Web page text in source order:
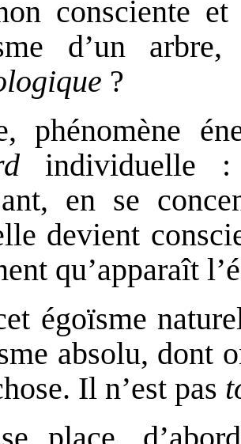
consciente
d’un
?
phénomène
en se
devient
qu’apparaît
égoïsme
absolu, dont
Il n’est pas